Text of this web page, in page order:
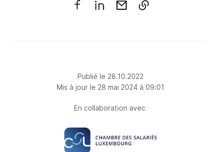
Publié le 28.10.2022
Mis à jour le 28 mai 2024 à 09:01
En collaboration avec